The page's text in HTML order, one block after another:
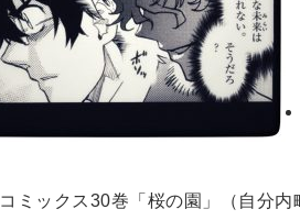
コミックス30巻「桜の園」（自分